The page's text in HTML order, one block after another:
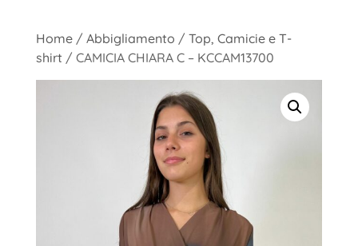
Home/ Abbigliamento / Top, Camicie e T-
shirt / CAMICIA CHIARA C – KCCAM13700